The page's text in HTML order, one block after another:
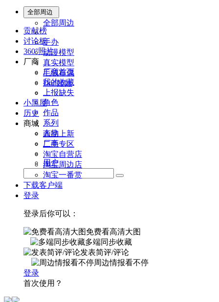
全部周边
全部周边
手办
动漫模型
真实模型
毛绒布偶
Doll娃娃
角色
作品
系列
人物
厂商
用户
贡献榜
讨论板
360°照片
厂商
厂商首页
我的收藏
上报缺失
小黑屋
历史
商城
商品上新
二手专区
淘宝自营店
淘宝周边店
淘宝一番赏
下载客户端
登录
登录后你可以：
免费看高清大图
多端同步收藏
发表简评/评论
周边情报看不停
登录
首次使用？